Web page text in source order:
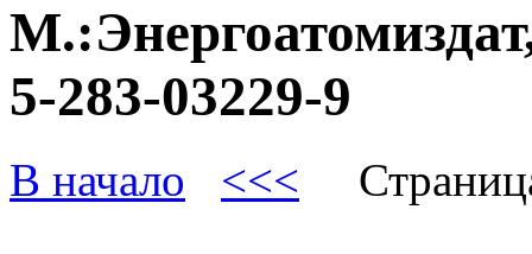
5-283-03229-9
В начало <<<